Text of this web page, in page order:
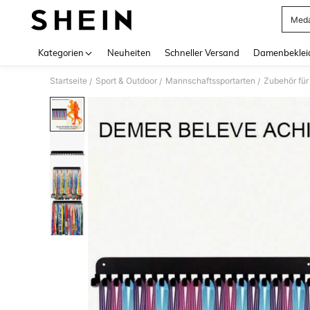
Kategorien Neuheiten Schneller Versand
Startseite / Sport & Outdoor / Mannschaftssportarten / Zubehör